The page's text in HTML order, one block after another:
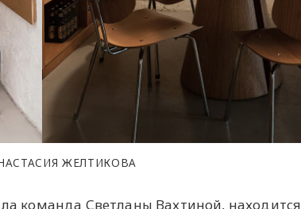
ЖЕЛТИКОВА
команда Светланы Вахтиной,